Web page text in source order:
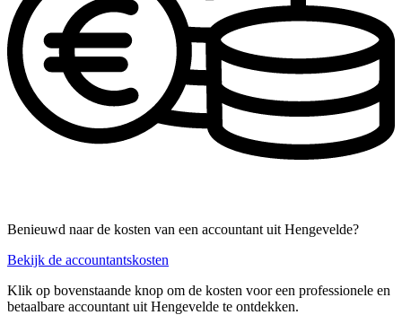
Benieuwd naar de kosten van een accountant uit Hengevelde?
Bekijk de accountantskosten
Klik op bovenstaande knop om de kosten voor een professionele en
betaalbare accountant uit Hengevelde te ontdekken.